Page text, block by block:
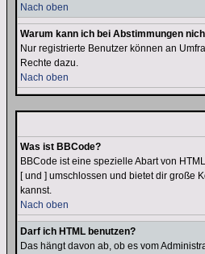
Nach oben
Warum kann ich bei Abstimmungen
Nur registrierte Benutzer können an
Rechte dazu.
Nach oben
Was ist BBCode?
BBCode ist eine spezielle Abart von
[ und ] umschlossen und bietet dir große
kannst.
Nach oben
Darf ich HTML benutzen?
Das hängt davon ab, ob es vom